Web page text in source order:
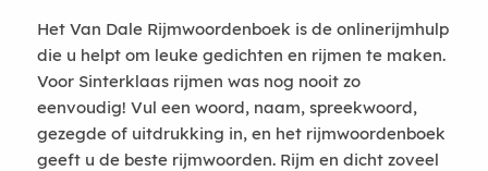
Het Van Dale Rijmwoordenboek is de onlinerijmhulp
die u helpt om leuke gedichten en rijmen te maken.
Voor Sinterklaas rijmen was nog nooit zo
eenvoudig! Vul een woord, naam, spreekwoord,
gezegde of uitdrukking in, en het rijmwoordenboek
geeft u de beste rijmwoorden. Rijm en dicht zoveel